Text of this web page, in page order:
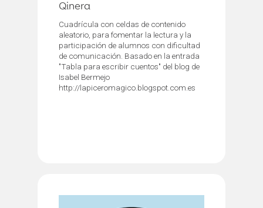
Qinera
Cuadrícula con celdas de contenido
aleatorio, para fomentar la lectura y la
participación de alumnos con dificultad
de comunicación. Basado en la entrada
"Tabla para escribir cuentos" del blog de
Isabel Bermejo
http://lapiceromagico.blogspot.com.es